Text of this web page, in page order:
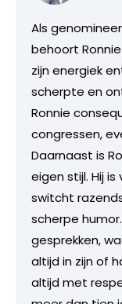
Als
behoort
zijn energiek
scherpte en
Ronnie
congressen,
Daarnaast is
eigen stijl. Hij
switcht
scherpe
gesprekken,
altijd in zijn of
altijd met